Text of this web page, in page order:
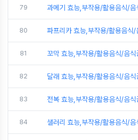
79 과메기 효능,부작용/활용음식/음
80 파프리카 효능,부작용/활용음식/
81 꼬막 효능,부작용/활용음식/음식
82 달래 효능,부작용/활용음식/음식
83 전복 효능,부작용/활용음식/음식
84 샐러리 효능,부작용/활용음식/음